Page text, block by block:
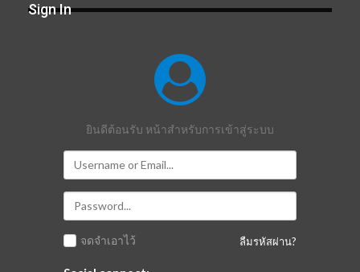
Sign In
ยินดีต้อนรับ หน้าสำหรับการเข้าสู่ระบบ
ลืมรหัสผ่าน?
จดจำเอาไว้